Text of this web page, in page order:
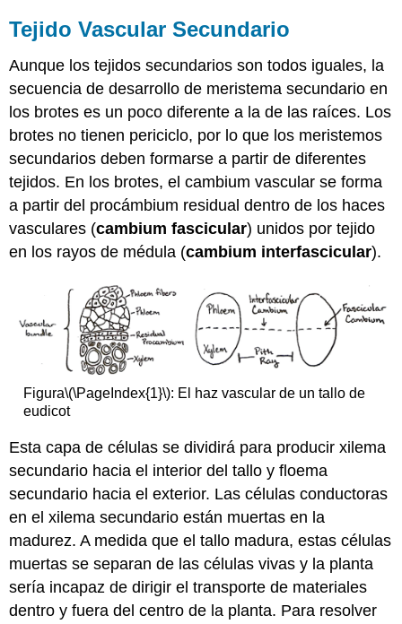
Vascular
Secundario
Canales
de
Colaboradores
y
Atribuciones
Tejido Vascular Secundario
Aunque los tejidos secundarios son todos iguales, la
secuencia de desarrollo de meristema secundario en
los brotes es un poco diferente a la de las raíces. Los
brotes no tienen periciclo, por lo que los meristemos
secundarios deben formarse a partir de diferentes
tejidos. En los brotes, el cambium vascular se forma
a partir del procámbium residual dentro de los haces
vasculares (cambium fascicular) unidos por tejido
en los rayos de médula (cambium interfascicular).
Figura\(\PageIndex{1}\): El haz vascular de un tallo de
eudicot
Esta capa de células se dividirá para producir xilema
secundario hacia el interior del tallo y floema
secundario hacia el exterior. Las células conductoras
en el xilema secundario están muertas en la
madurez. A medida que el tallo madura, estas células
muertas se separan de las células vivas y la planta
sería incapaz de dirigir el transporte de materiales
dentro y fuera del centro de la planta. Para resolver